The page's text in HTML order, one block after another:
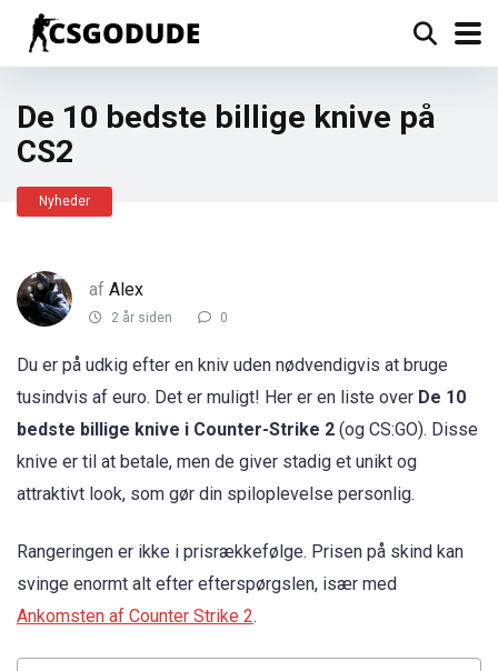
De 10 bedste billige knive på
CS2
Nyheder
af Alex
2 år siden 0
Du er på udkig efter en kniv uden nødvendigvis at bruge
tusindvis af euro. Det er muligt! Her er en liste over De 10
bedste billige knive i Counter-Strike 2 (og CS:GO). Disse
knive er til at betale, men de giver stadig et unikt og
attraktivt look, som gør din spiloplevelse personlig.
Rangeringen er ikke i prisrækkefølge. Prisen på skind kan
svinge enormt alt efter efterspørgslen, især med
Ankomsten af Counter Strike 2.